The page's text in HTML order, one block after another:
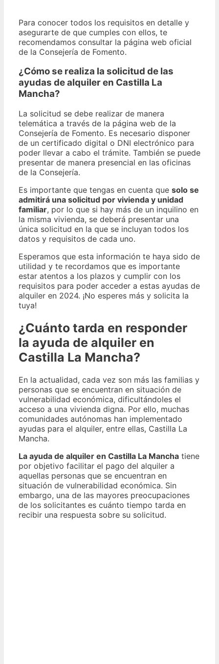
Para conocer todos los requisitos en detalle y
asegurarte de que cumples con ellos, te
recomendamos consultar la página web oficial
de la Consejería de Fomento.
¿Cómo se realiza la solicitud de las
ayudas de alquiler en Castilla La
Mancha?
La solicitud se debe realizar de manera
telemática a través de la página web de la
Consejería de Fomento. Es necesario disponer
de un certificado digital o DNI electrónico para
poder llevar a cabo el trámite. También se puede
presentar de manera presencial en las oficinas
de la Consejería.
Es importante que tengas en cuenta que solo se
admitirá una solicitud por vivienda y unidad
familiar, por lo que si hay más de un inquilino en
la misma vivienda, se deberá presentar una
única solicitud en la que se incluyan todos los
datos y requisitos de cada uno.
Esperamos que esta información te haya sido de
utilidad y te recordamos que es importante
estar atentos a los plazos y cumplir con los
requisitos para poder acceder a estas ayudas de
alquiler en 2024. ¡No esperes más y solicita la
tuya!
¿Cuánto tarda en responder
la ayuda de alquiler en
Castilla La Mancha?
En la actualidad, cada vez son más las familias y
personas que se encuentran en situación de
vulnerabilidad económica, dificultándoles el
acceso a una vivienda digna. Por ello, muchas
comunidades autónomas han implementado
ayudas para el alquiler, entre ellas, Castilla La
Mancha.
La ayuda de alquiler en Castilla La Mancha tiene
por objetivo facilitar el pago del alquiler a
aquellas personas que se encuentran en
situación de vulnerabilidad económica. Sin
embargo, una de las mayores preocupaciones
de los solicitantes es cuánto tiempo tarda en
recibir una respuesta sobre su solicitud.